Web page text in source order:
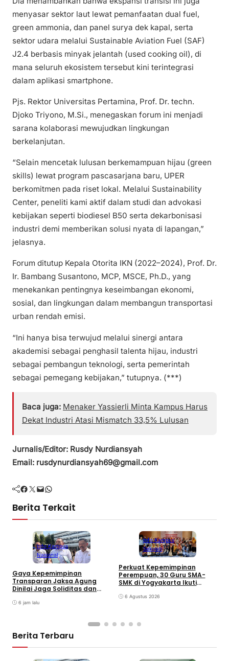
menyasar sektor laut lewat pemanfaatan dual fuel,
green ammonia, dan panel surya dek kapal, serta
sektor udara melalui Sustainable Aviation Fuel (SAF)
J2.4 berbasis minyak jelantah (used cooking oil), di
mana seluruh ekosistem tersebut kini terintegrasi
dalam aplikasi smartphone.
Pjs. Rektor Universitas Pertamina, Prof. Dr. techn.
Djoko Triyono, M.Si., menegaskan forum ini menjadi
sarana kolaborasi mewujudkan lingkungan
berkelanjutan.
“Selain mencetak lulusan berkemampuan hijau (green
skills) lewat program pascasarjana baru, UPER
berkomitmen pada riset lokal. Melalui Sustainability
Center, peneliti kami aktif dalam studi dan advokasi
kebijakan seperti biodiesel B50 serta dekarbonisasi
industri demi memberikan solusi nyata di lapangan,”
jelasnya.
Forum ditutup Kepala Otorita IKN (2022–2024), Prof. Dr.
Ir. Bambang Susantono, MCP, MSCE, Ph.D., yang
menekankan pentingnya keseimbangan ekonomi,
sosial, dan lingkungan dalam membangun transportasi
urban rendah emisi.
“Ini hanya bisa terwujud melalui sinergi antara
akademisi sebagai penghasil talenta hijau, industri
sebagai pembangun teknologi, serta pemerintah
sebagai pemegang kebijakan,” tutupnya. (***)
Baca juga: Menaker Yassierli Minta Kampus Harus
Dekat Industri Atasi Mismatch 33,5% Lulusan
Jurnalis/Editor: Rusdy Nurdiansyah
Email: rusdynurdiansyah69@gmail.com
Facebook Twitter Mail WhatsApp
Berita Terkait
Info Kampus
Nasional
Gaya Kepemimpinan
Transparan Jaksa Agung
Dinilai Jaga Soliditas dan
Adhyaksa
6 jam lalu
Info Kampus
Sekolah
Perkuat Kepemimpinan
Perempuan, 30 Guru SMA-
SMK di Yogyakarta Ikuti
6 Agustus 2026
Berita Terbaru